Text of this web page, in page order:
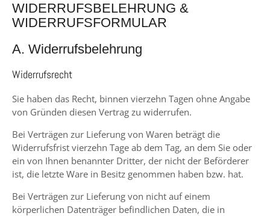
WIDERRUFSBELEHRUNG &
WIDERRUFSFORMULAR
A. Widerrufsbelehrung
Widerrufsrecht
Sie haben das Recht, binnen vierzehn Tagen ohne Angabe
von Gründen diesen Vertrag zu widerrufen.
Bei Verträgen zur Lieferung von Waren beträgt die
Widerrufsfrist vierzehn Tage ab dem Tag, an dem Sie oder
ein von Ihnen benannter Dritter, der nicht der Beförderer
ist, die letzte Ware in Besitz genommen haben bzw. hat.
Bei Verträgen zur Lieferung von nicht auf einem
körperlichen Datenträger befindlichen Daten, die in